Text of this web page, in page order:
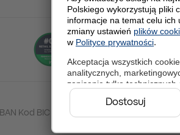
IBAN Kod BIC (Swift): BPKOPLPW